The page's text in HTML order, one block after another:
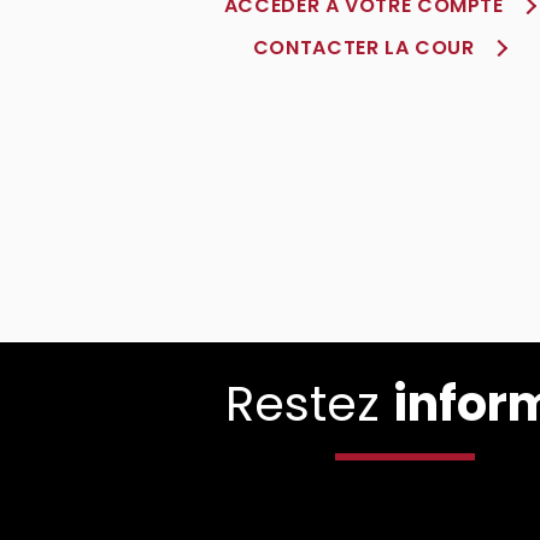
CONTACTER LA COUR
Restez